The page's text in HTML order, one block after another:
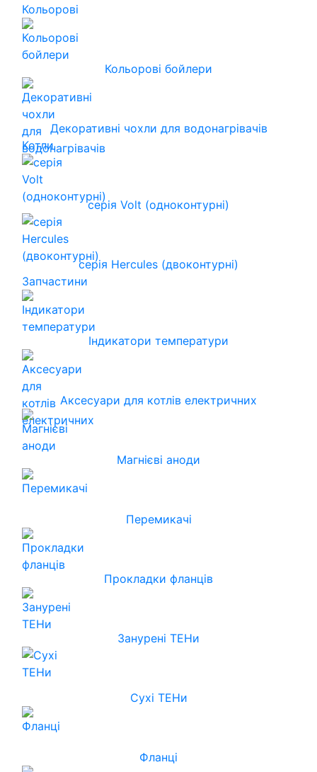
Кольорові
Кольорові бойлери
Декоративні чохли для водонагрівачів
Котли
серія Volt (одноконтурні)
серія Hercules (двоконтурні)
Запчастини
Індикатори температури
Аксесуари для котлів електричних
Магнієві аноди
Перемикачі
Прокладки фланців
Занурені ТЕНи
Сухі ТЕНи
Фланці